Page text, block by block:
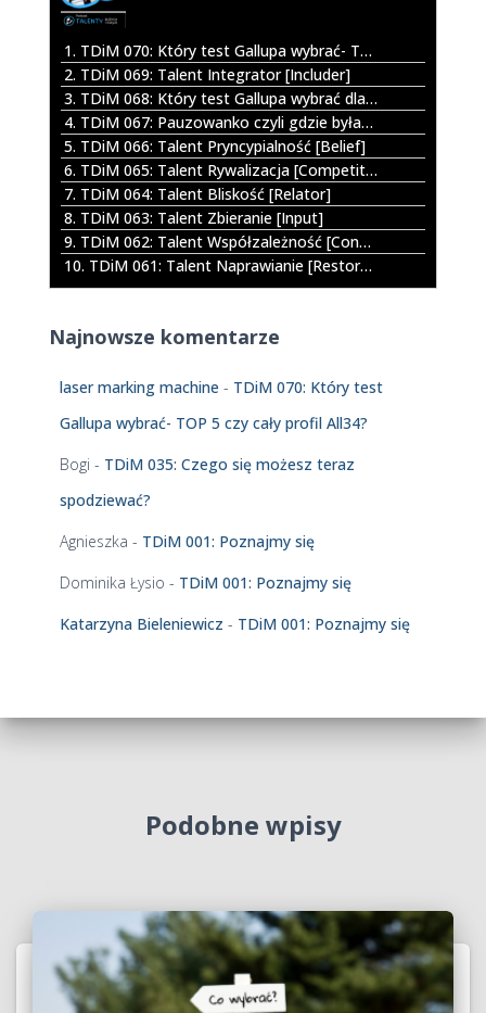
a
z
a
c
z
p
l
i
k
ó
w
d
w
ę
o
w
y
c
1. TDiM 070: Który test Gallupa wybrać- TOP 5 czy cały profil All34?
2. TDiM 069: Talent Integrator [Includer]
3. TDiM 068: Który test Gallupa wybrać dla dziecka?
4. TDiM 067: Pauzowanko czyli gdzie byłam jak mnie nie było
5. TDiM 066: Talent Pryncypialność [Belief]
6. TDiM 065: Talent Rywalizacja [Competition]
7. TDiM 064: Talent Bliskość [Relator]
8. TDiM 063: Talent Zbieranie [Input]
9. TDiM 062: Talent Współzależność [Connectedness]
10. TDiM 061: Talent Naprawianie [Restorative]
Najnowsze komentarze
laser marking machine - TDiM 070: Który test
Gallupa wybrać- TOP 5 czy cały profil All34?
Bogi - TDiM 035: Czego się możesz teraz
spodziewać?
Agnieszka - TDiM 001: Poznajmy się
Dominika Łysio - TDiM 001: Poznajmy się
Katarzyna Bieleniewicz - TDiM 001: Poznajmy się
Podobne wpisy